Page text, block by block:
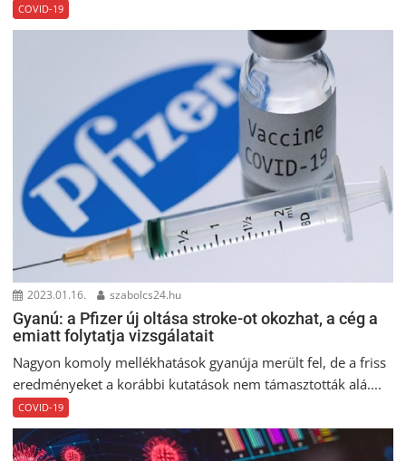
COVID-19
2023.01.16. szabolcs24.hu
Gyanú: a Pfizer új oltása stroke-ot okozhat, a cég a
emiatt folytatja vizsgálatait
Nagyon komoly mellékhatások gyanúja merült fel, de a friss
eredményeket a korábbi kutatások nem támasztották alá....
COVID-19